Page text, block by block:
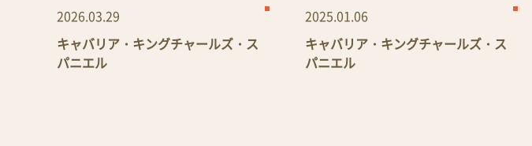
2026.03.29
キャバリア・キングチャールズ・ス
パニエル
2025.01.06
キャバリア・キングチャールズ・ス
パニエル